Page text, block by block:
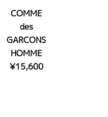
COMME
des
GARCONS
HOMME
¥15,600